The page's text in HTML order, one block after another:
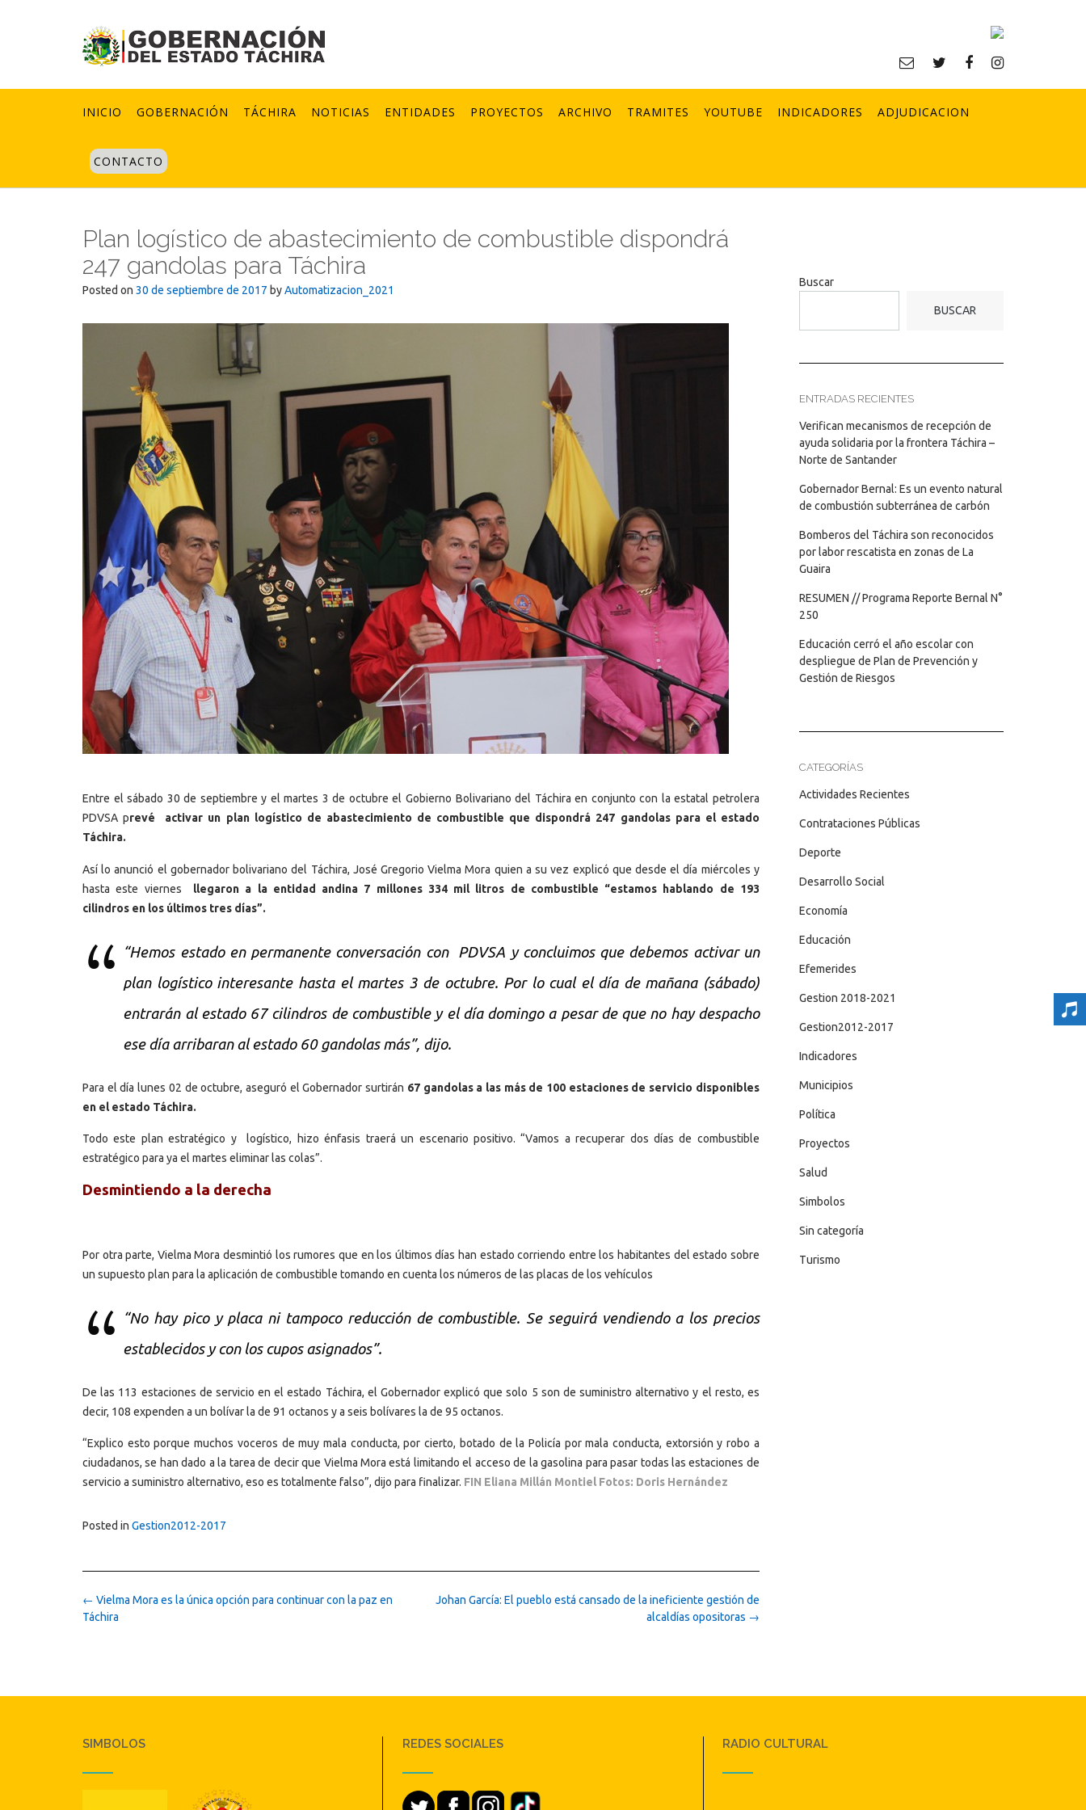
INICIO GOBERNACIÓN TÁCHIRA NOTICIAS ENTIDADES PROYECTOS ARCHIVO TRAMITES YOUTUBE INDICADORES ADJUDICACION
CONTACTO
Plan logístico de abastecimiento de combustible dispondrá
247 gandolas para Táchira
Posted on 30 de septiembre de 2017 byAutomatizacion_2021
Entre el sábado 30 de septiembre y el martes 3 de octubre el Gobierno Bolivariano del Táchira en conjunto con la estatal petrolera
PDVSA prevé activar un plan logístico de abastecimiento de combustible que dispondrá 247 gandolas para el estado
Táchira.
Así lo anunció el gobernador bolivariano del Táchira, José Gregorio Vielma Mora quien a su vez explicó que desde el día miércoles y
hasta este viernes llegaron a la entidad andina 7 millones 334 mil litros de combustible “estamos hablando de 193
cilindros en los últimos tres días”.
“Hemos estado en permanente conversación con PDVSA y concluimos que debemos activar un
plan logístico interesante hasta el martes 3 de octubre. Por lo cual el día de mañana (sábado)
entrarán al estado 67 cilindros de combustible y el día domingo a pesar de que no hay despacho
ese día arribaran al estado 60 gandolas más”, dijo.
Para el día lunes 02 de octubre, aseguró el Gobernador surtirán 67 gandolas a las más de 100 estaciones de servicio disponibles
en el estado Táchira.
Todo este plan estratégico y logístico, hizo énfasis traerá un escenario positivo. “Vamos a recuperar dos días de combustible
estratégico para ya el martes eliminar las colas”.
Desmintiendo a la derecha
Por otra parte, Vielma Mora desmintió los rumores que en los últimos días han estado corriendo entre los habitantes del estado sobre
un supuesto plan para la aplicación de combustible tomando en cuenta los números de las placas de los vehículos
“No hay pico y placa ni tampoco reducción de combustible. Se seguirá vendiendo a los precios
establecidos y con los cupos asignados”.
De las 113 estaciones de servicio en el estado Táchira, el Gobernador explicó que solo 5 son de suministro alternativo y el resto, es
decir, 108 expenden a un bolívar la de 91 octanos y a seis bolívares la de 95 octanos.
“Explico esto porque muchos voceros de muy mala conducta, por cierto, botado de la Policía por mala conducta, extorsión y robo a
ciudadanos, se han dado a la tarea de decir que Vielma Mora está limitando el acceso de la gasolina para pasar todas las estaciones de
servicio a suministro alternativo, eso es totalmente falso”, dijo para finalizar. FIN Eliana Millán Montiel Fotos: Doris Hernández
Posted in Gestion2012-2017
Post
navigation
Johan García: El pueblo está cansado de la ineficiente gestión de
alcaldías opositoras →
← Vielma Mora es la única opción para continuar con la paz en
Táchira
Buscar
BUSCAR
ENTRADAS RECIENTES
Verifican mecanismos de recepción de
ayuda solidaria por la frontera Táchira –
Norte de Santander
Gobernador Bernal: Es un evento natural
de combustión subterránea de carbón
Bomberos del Táchira son reconocidos
por labor rescatista en zonas de La
Guaira
RESUMEN // Programa Reporte Bernal N°
250
Educación cerró el año escolar con
despliegue de Plan de Prevención y
Gestión de Riesgos
CATEGORÍAS
Actividades Recientes
Contrataciones Públicas
Deporte
Desarrollo Social
Economía
Educación
Efemerides
Gestion 2018-2021
Gestion2012-2017
Indicadores
Municipios
Política
Proyectos
Salud
Simbolos
Sin categoría
Turismo
SIMBOLOS REDES SOCIALES RADIO CULTURAL